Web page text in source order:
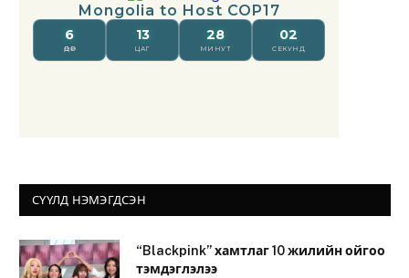
СҮҮЛД НЭМЭГДСЭН
“Blackpink” хамтлаг 10 жилийн ойгоо
тэмдэглэлээ